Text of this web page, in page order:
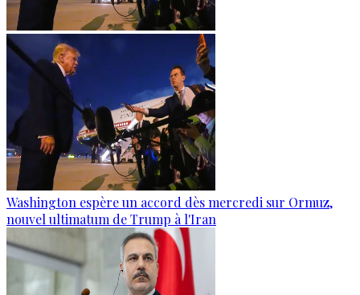
Washington espère un accord dès mercredi sur Ormuz,
nouvel ultimatum de Trump à l'Iran